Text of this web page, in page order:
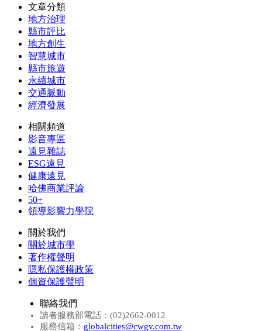
文章分類
地方治理
縣市評比
地方創生
智慧城市
縣市旅遊
永續城市
交通脈動
經濟發展
相關頻道
影音專區
遠見雜誌
ESG遠見
健康遠見
哈佛商業評論
50+
領導影響力學院
關於我們
關於城市學
著作權聲明
隱私保護權政策
個資保護聲明
聯絡我們
讀者服務部電話：(02)2662-0012
服務信箱： globalcities@cwgv.com.tw